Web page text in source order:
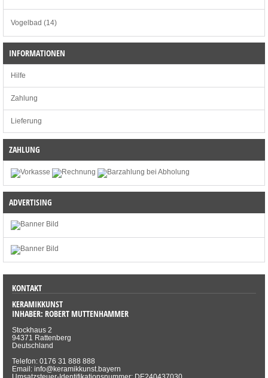
Vogelbad (14)
INFORMATIONEN
Hilfe
Zahlung
Lieferung
ZAHLUNG
ADVERTISING
KONTAKT
KERAMIKKUNST
INHABER: ROBERT MUTTENHAMMER
Stockhaus 2
94371 Rattenberg
Deutschland
Telefon: 0176 31 888 888
Email: info@keramikkunst.bayern